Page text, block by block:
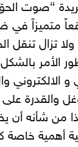
عام 1921 فكانت
متميزاً في
ولا تزال
الأمر
و
والقدرة
من شأنه
أهمية